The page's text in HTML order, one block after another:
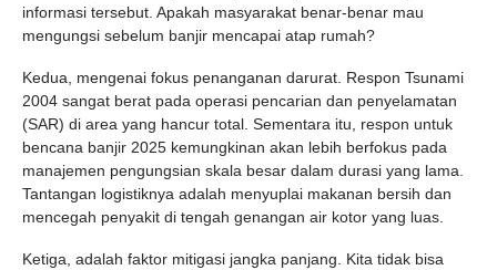
informasi tersebut. Apakah masyarakat benar-benar mau
mengungsi sebelum banjir mencapai atap rumah?
Kedua, mengenai fokus penanganan darurat. Respon Tsunami
2004 sangat berat pada operasi pencarian dan penyelamatan
(SAR) di area yang hancur total. Sementara itu, respon untuk
bencana banjir 2025 kemungkinan akan lebih berfokus pada
manajemen pengungsian skala besar dalam durasi yang lama.
Tantangan logistiknya adalah menyuplai makanan bersih dan
mencegah penyakit di tengah genangan air kotor yang luas.
Ketiga, adalah faktor mitigasi jangka panjang. Kita tidak bisa